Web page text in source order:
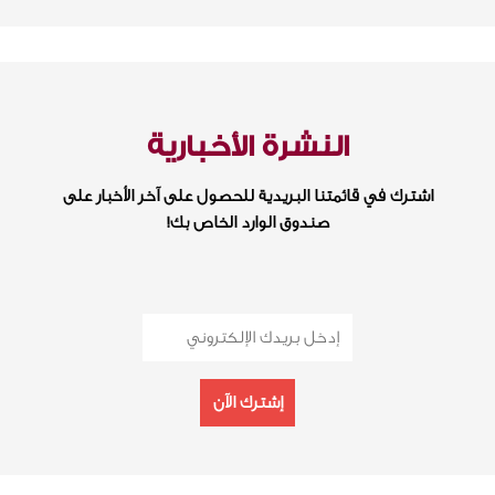
النشرة الأخبارية
اشترك في قائمتنا البريدية للحصول على آخر الأخبار على
صندوق الوارد الخاص بك!
إشترك الآن